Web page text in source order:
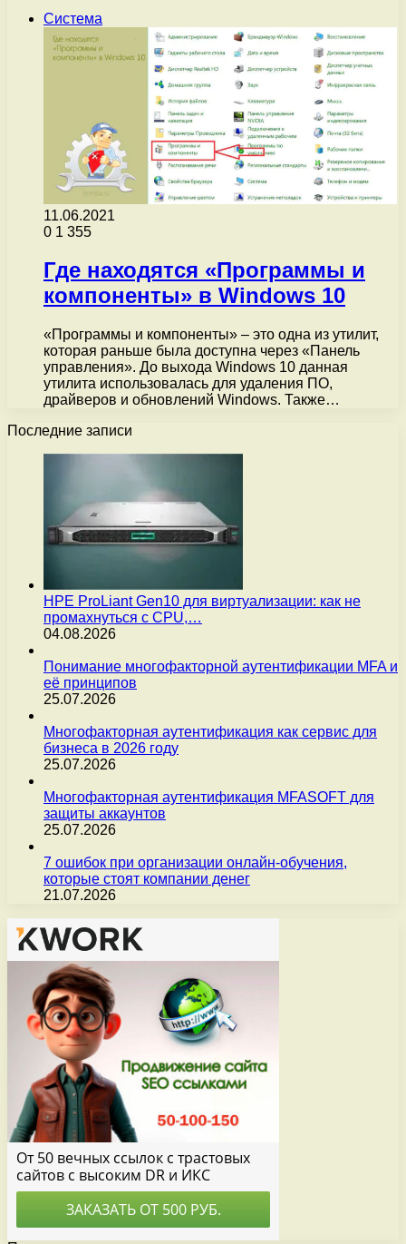
Система
11.06.2021
0 1 355
Где находятся «Программы и
компоненты» в Windows 10
«Программы и компоненты» – это одна из утилит,
которая раньше была доступна через «Панель
управления». До выхода Windows 10 данная
утилита использовалась для удаления ПО,
драйверов и обновлений Windows. Также…
Последние записи
HPE ProLiant Gen10 для виртуализации: как не
промахнуться с CPU,…
04.08.2026
Понимание многофакторной аутентификации MFA и
её принципов
25.07.2026
Многофакторная аутентификация как сервис для
бизнеса в 2026 году
25.07.2026
Многофакторная аутентификация MFASOFT для
защиты аккаунтов
25.07.2026
7 ошибок при организации онлайн-обучения,
которые стоят компании денег
21.07.2026